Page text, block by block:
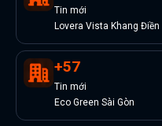
Tin mới
Lovera Vista Khang Điền
+57
Tin mới
Eco Green Sài Gòn